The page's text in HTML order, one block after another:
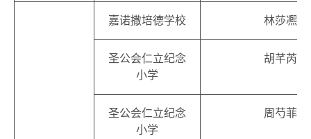
嘉诺撒培德学校 林莎凞
圣公会仁立纪念
小学
胡芊芮
圣公会仁立纪念
小学
周芍菲